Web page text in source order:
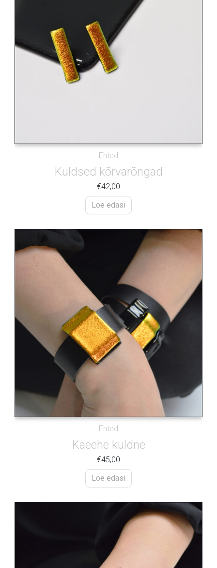
Ehted
Kuldsed kõrvarõngad
€42,00
Loe edasi
Ehted
Käeehe kuldne
€45,00
Loe edasi